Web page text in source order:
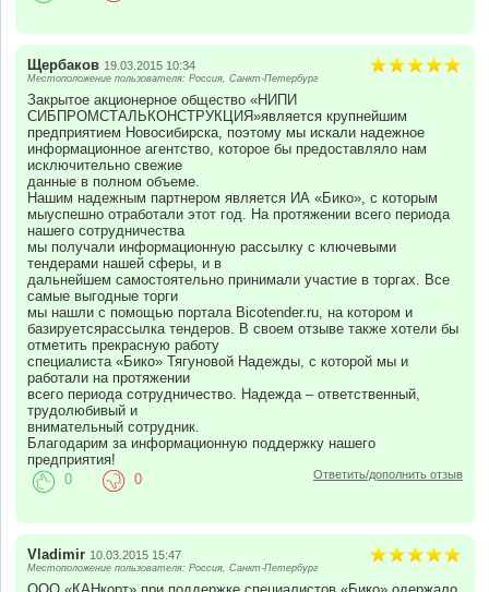
Щербаков 19.03.2015 10:34
Местоположение пользователя: Россия, Санкт-Петербург
Закрытое акционерное общество «НИПИ
СИБПРОМСТАЛЬКОНСТРУКЦИЯ»является крупнейшим
предприятием Новосибирска, поэтому мы искали надежное
информационное агентство, которое бы предоставляло нам
исключительно свежие
данные в полном объеме.
Нашим надежным партнером является ИА «Бико», с которым
мыуспешно отработали этот год. На протяжении всего периода
нашего сотрудничества
мы получали информационную рассылку с ключевыми
тендерами нашей сферы, и в
дальнейшем самостоятельно принимали участие в торгах. Все
самые выгодные торги
мы нашли с помощью портала Bicotender.ru, на котором и
базируетсярассылка тендеров. В своем отзыве также хотели бы
отметить прекрасную работу
специалиста «Бико» Тягуновой Надежды, с которой мы и
работали на протяжении
всего периода сотрудничество. Надежда – ответственный,
трудолюбивый и
внимательный сотрудник.
Благодарим за информационную поддержку нашего
предприятия!
Ответить/дополнить отзыв
0 0
Vladimir 10.03.2015 15:47
Местоположение пользователя: Россия, Санкт-Петербург